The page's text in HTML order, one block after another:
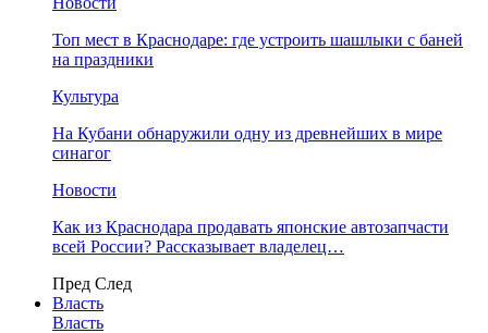
Топ мест в Краснодаре: где устроить шашлыки с баней
на праздники
Культура
На Кубани обнаружили одну из древнейших в мире
синагог
Новости
Как из Краснодара продавать японские автозапчасти
всей России? Рассказывает владелец…
Пред След
Власть
Власть